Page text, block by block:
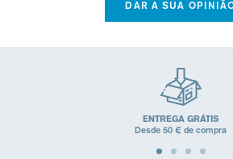
DAR A SUA
ENTREGA GRÁTIS
Desde 50 € de compra